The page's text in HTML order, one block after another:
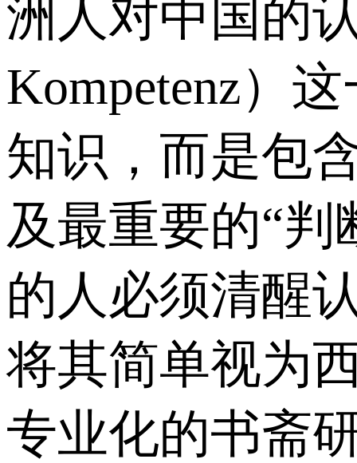
洲人对中国的
Kompetenz）
知识，而是包
及最重要的“
的人必须清醒
将其简单视为
专业化的书斋